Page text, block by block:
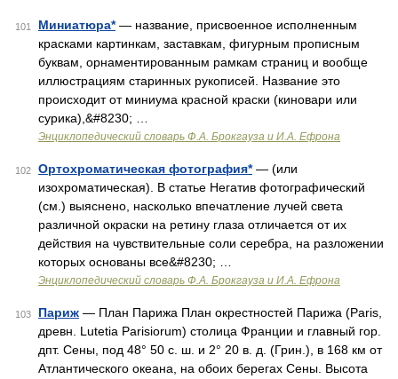
101 Миниатюра*— название, присвоенное исполненным
красками картинкам, заставкам, фигурным прописным
буквам, орнаментированным рамкам страниц и вообще
иллюстрациям старинных рукописей. Название это
происходит от миниума красной краски (киновари или
сурика),&#8230; …
Энциклопедический словарь Ф.А. Брокгауза и И.А. Ефрона
102 Ортохроматическая фотография*— (или
изохроматическая). В статье Негатив фотографический
(см.) выяснено, насколько впечатление лучей света
различной окраски на ретину глаза отличается от их
действия на чувствительные соли серебра, на разложении
которых основаны все&#8230; …
Энциклопедический словарь Ф.А. Брокгауза и И.А. Ефрона
103 Париж — План Парижа План окрестностей Парижа (Paris,
древн. Lutetia Parisiorum) столица Франции и главный гор.
дпт. Сены, под 48° 50 с. ш. и 2° 20 в. д. (Грин.), в 168 км от
Атлантического океана, на обоих берегах Сены. Высота